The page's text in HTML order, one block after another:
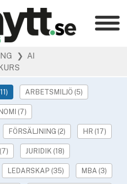
»
»
❯ AI
ARBETSMILJÖ (5)
(7)
FÖRSÄLJNING (2) HR (17)
JURIDIK (18)
LEDARSKAP (35) MBA (3)